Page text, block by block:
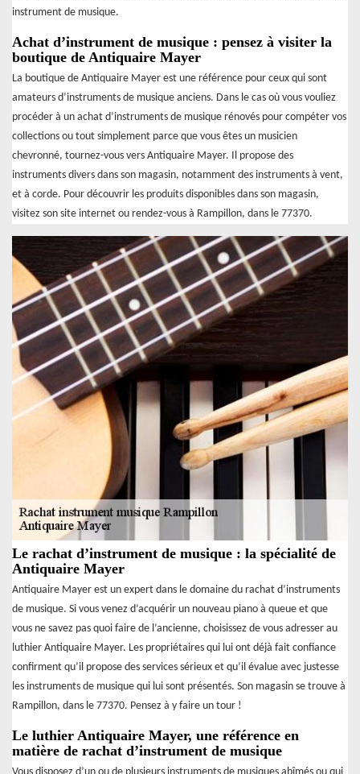
instrument de musique.
Achat d’instrument de musique : pensez à visiter la
boutique de Antiquaire Mayer
La boutique de Antiquaire Mayer est une référence pour ceux qui sont
amateurs d’instruments de musique anciens. Dans le cas où vous vouliez
procéder à un achat d’instruments de musique rénovés pour compéter vos
collections ou tout simplement parce que vous êtes un musicien
chevronné, tournez-vous vers Antiquaire Mayer. Il propose des
instruments divers dans son magasin, notamment des instruments à vent,
et à corde. Pour découvrir les produits disponibles dans son magasin,
visitez son site internet ou rendez-vous à Rampillon, dans le 77370.
Le rachat d’instrument de musique : la spécialité de
Antiquaire Mayer
Antiquaire Mayer est un expert dans le domaine du rachat d’instruments
de musique. Si vous venez d’acquérir un nouveau piano à queue et que
vous ne savez pas quoi faire de l’ancienne, choisissez de vous adresser au
luthier Antiquaire Mayer. Les propriétaires qui lui ont déjà fait confiance
confirment qu’il propose des services sérieux et qu’il évalue avec justesse
les instruments de musique qui lui sont présentés. Son magasin se trouve à
Rampillon, dans le 77370. Pensez à y faire un tour !
Le luthier Antiquaire Mayer, une référence en
matière de rachat d’instrument de musique